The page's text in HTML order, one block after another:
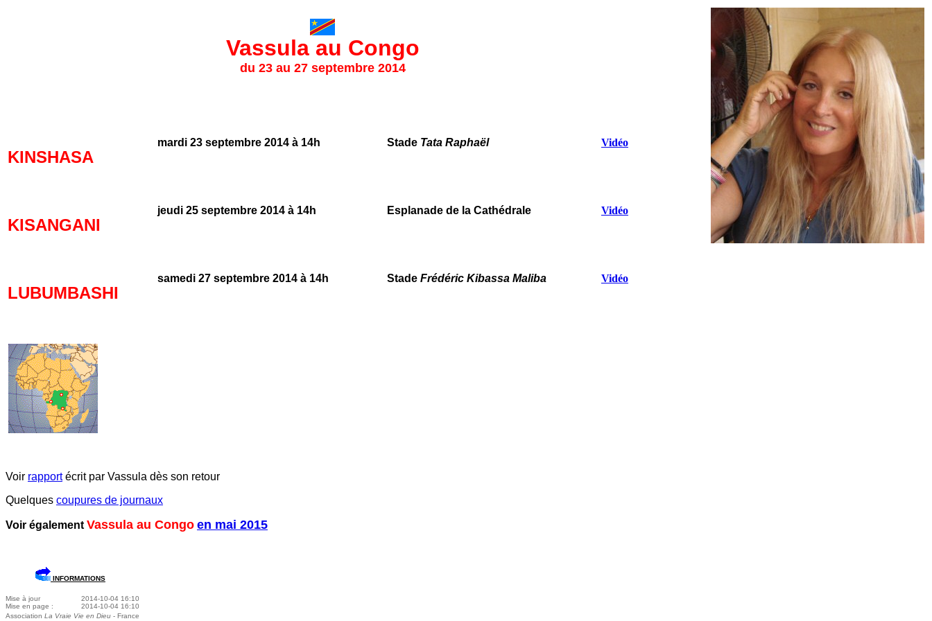
Vassula au Congo
du 23 au 27 septembre 2014
KINSHASA
mardi 23 septembre 2014 à 14h Stade Tata Raphaël Vidéo
KISANGANI
jeudi 25 septembre 2014 à 14h Esplanade de la Cathédrale Vidéo
LUBUMBASHI
samedi 27 septembre 2014 à 14h Stade Frédéric Kibassa Maliba Vidéo
Voir rapportécrit par Vassula dès son retour
Quelques coupures de journaux
Voir également Vassula au Congo en mai 2015
INFORMATIONS
Mise à jour
2014-10-04 16:10
Mise en page :
2014-10-04 16:10
Association La Vraie Vie en Dieu - France